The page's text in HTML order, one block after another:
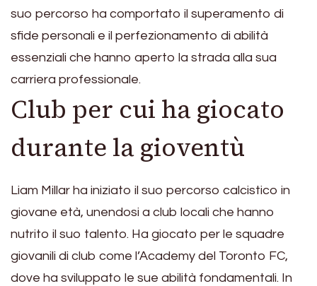
suo percorso ha comportato il superamento di
sfide personali e il perfezionamento di abilità
essenziali che hanno aperto la strada alla sua
carriera professionale.
Club per cui ha giocato
durante la gioventù
Liam Millar ha iniziato il suo percorso calcistico in
giovane età, unendosi a club locali che hanno
nutrito il suo talento. Ha giocato per le squadre
giovanili di club come l’Academy del Toronto FC,
dove ha sviluppato le sue abilità fondamentali. In